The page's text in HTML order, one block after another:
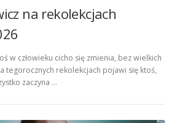
na rekolekcjach
w człowieku cicho się zmienia, bez wielkich
tegorocznych rekolekcjach pojawi się ktoś,
zaczyna …